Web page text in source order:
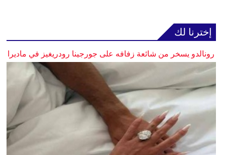
إخترنا لك
رونالدو يسخر من شائعة زفافه على جورجينا رودريغيز في ماديرا